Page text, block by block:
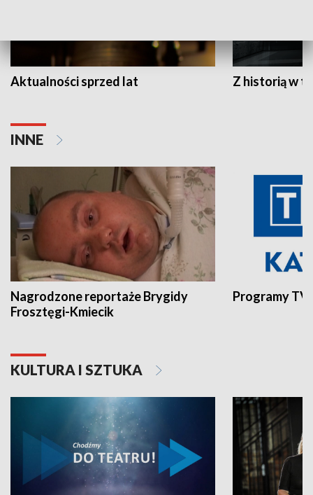
Aktualności sprzed lat Z historią w
INNE
Nagrodzone reportaże Brygidy
Frosztęgi-Kmiecik
Programy
KULTURA I SZTUKA